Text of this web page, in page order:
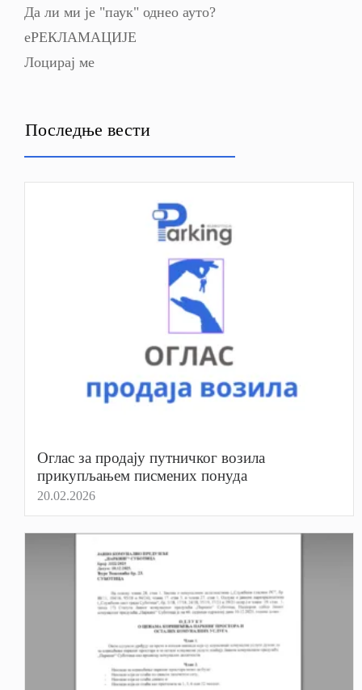
Да ли ми је "паук" однео ауто?
еРЕКЛАМАЦИЈЕ
Лоцирај ме
Последње вести
Оглас за продају путничког возила
прикупљањем писмених понуда
20.02.2026